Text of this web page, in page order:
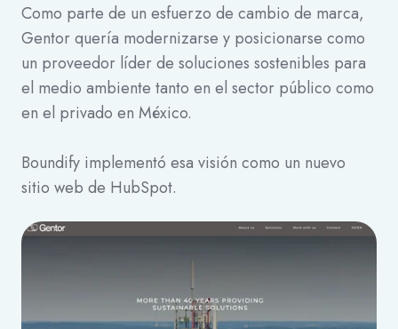
Como parte de un esfuerzo de cambio de marca,
Gentor quería modernizarse y posicionarse como
un proveedor líder de soluciones sostenibles para
el medio ambiente tanto en el sector público como
en el privado en México.
Boundify implementó esa visión como un nuevo
sitio web de HubSpot.